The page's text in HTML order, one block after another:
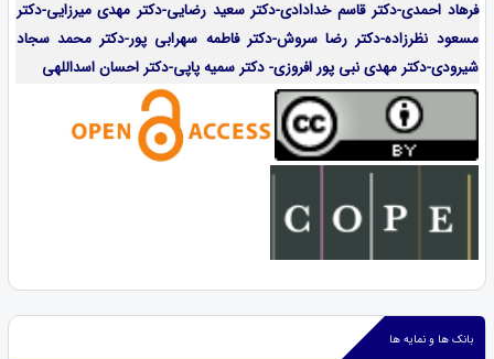
فرهاد احمدی-دکتر قاسم خدادادی-دکتر سعید رضایی-دکتر مهدی میرزایی-دکتر
مسعود نظرزاده-دکتر رضا سروش-دکتر فاطمه سهرابی پور-دکتر محمد سجاد
شیرودی-دکتر مهدی نبی پور افروزی- دکتر سمیه پاپی-دکتر احسان اسداللهی
بانک ها و نمایه ها